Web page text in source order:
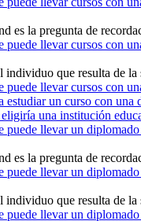
es la pregunta de
puede llevar cursos con
que resulta de la
puede llevar cursos con
estudiar un curso con una
una institución
puede llevar un
es la pregunta de
puede llevar un
que resulta de la
puede llevar un